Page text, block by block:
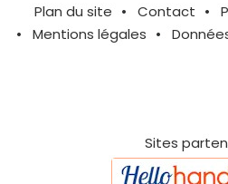
Plan du site Contact
Mentions légales
Sites